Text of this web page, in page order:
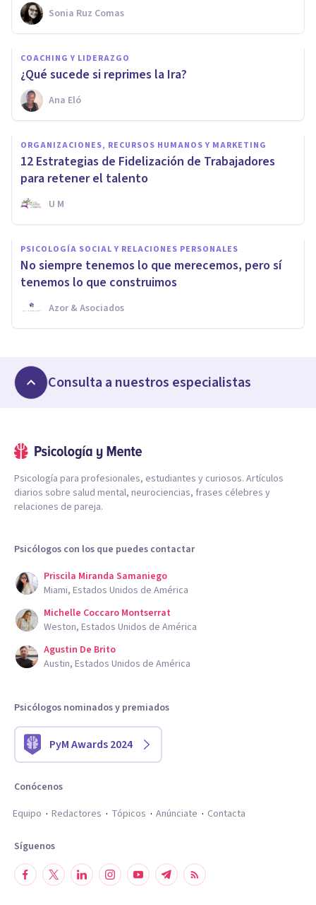
Sonia Ruz Comas
COACHING Y LIDERAZGO
¿Qué sucede si reprimes la Ira?
Ana Eló
ORGANIZACIONES, RECURSOS HUMANOS Y MARKETING
12 Estrategias de Fidelización de Trabajadores
para retener el talento
U M
PSICOLOGÍA SOCIAL Y RELACIONES PERSONALES
No siempre tenemos lo que merecemos, pero sí
tenemos lo que construimos
Azor & Asociados
Consulta a nuestros especialistas
Psicología para profesionales, estudiantes y curiosos. Artículos
diarios sobre salud mental, neurociencias, frases célebres y
relaciones de pareja.
Psicólogos con los que puedes contactar
Priscila Miranda Samaniego
Miami, Estados Unidos de América
Michelle Coccaro Montserrat
Weston, Estados Unidos de América
Agustin De Brito
Austin, Estados Unidos de América
Psicólogos nominados y premiados
PyM Awards 2024
Conócenos
Equipo
Redactores Tópicos Anúnciate Contacta
Síguenos